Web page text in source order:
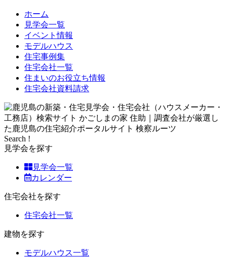
ホーム
見学会一覧
イベント情報
モデルハウス
住宅事例集
住宅会社一覧
住まいのお役立ち情報
住宅会社資料請求
Search !
見学会を探す
見学会一覧
カレンダー
住宅会社を探す
住宅会社一覧
建物を探す
モデルハウス一覧